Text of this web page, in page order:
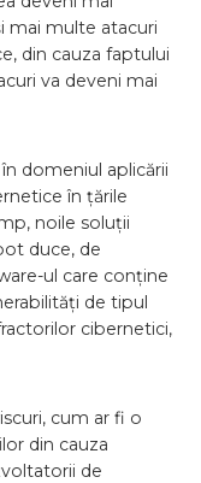
mai multe atacuri
din cauza faptului
va deveni mai
domeniul aplicării
în țările
noile soluții
duce, de
ul care conține
de tipul
cibernetici,
cum ar fi o
din cauza
de